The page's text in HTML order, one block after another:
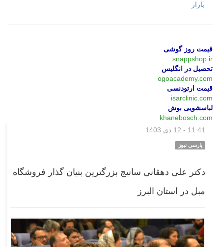
بازار
قیمت روز گوشی
snappshop.ir
تحصیل در انگلیس
ogoacademy.com
قیمت ارتودنسی
isarclinic.com
لباسشویی بوش
khanebosch.com
11:41 - 12 دی 1403
پارسی نیوز
دکتر علی دهقانی سانیج بزرگترین بنیان گذار فروشگاه
مبل در استان البرز